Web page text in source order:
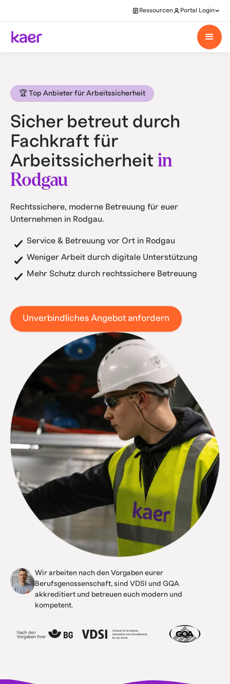
Ressourcen Portal Login
🏆 Top Anbieter für Arbeitssicherheit
Sicher betreut durch
Fachkraft für
Arbeitssicherheit in
Rodgau
Rechtssichere, moderne Betreuung für euer
Unternehmen in Rodgau.
Service & Betreuung vor Ort in Rodgau
Weniger Arbeit durch digitale Unterstützung
Mehr Schutz durch rechtssichere Betreuung
Unverbindliches Angebot anfordern
Wir arbeiten nach den Vorgaben eurer
Berufsgenossenschaft, sind VDSI und GQA
akkreditiert und betreuen euch modern und
kompetent.